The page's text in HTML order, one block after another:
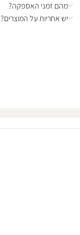
מהם זמני האספקה?
יש אחריות על המוצרים?